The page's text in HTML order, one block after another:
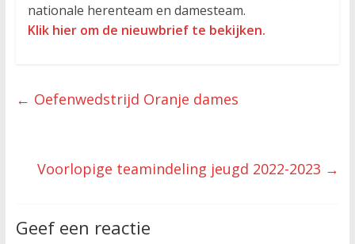
nationale herenteam en damesteam.
Klik hier om de nieuwbrief te bekijken.
← Oefenwedstrijd Oranje dames
Voorlopige teamindeling jeugd 2022-2023 →
Geef een reactie